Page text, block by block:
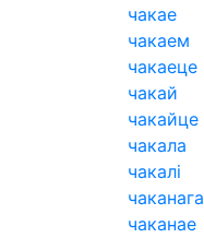
чакае
чакаем
чакаеце
чакай
чакайце
чакала
чакалі
чаканага
чаканае